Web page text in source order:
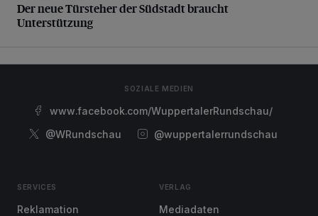
Der neue Türsteher der Südstadt braucht
Unterstützung
SOZIALE MEDIEN
www.facebook.com/WuppertalerRundschau/
@WRundschau
@wuppertalerrundschau
SERVICES
Reklamation
VERLAG
Mediadaten